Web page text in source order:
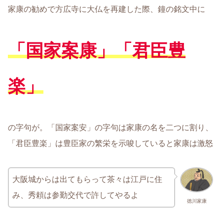
家康の勧めで方広寺に大仏を再建した際、鐘の銘文中に
「国家案康」「君臣豊
楽」
の字句が。「国家案安」の字句は家康の名を二つに割り、
「君臣豊楽」は豊臣家の繁栄を示唆していると家康は激怒
徳川家康
大阪城からは出てもらって茶々は江戸に住
み、秀頼は参勤交代で許してやるよ